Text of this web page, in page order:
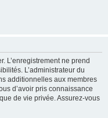
L’enregistrement ne prend
L’administrateur du
additionnelles aux membres
d’avoir pris connaissance
de vie privée. Assurez-vous